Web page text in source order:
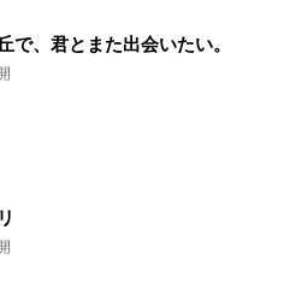
で、君とまた出会いたい。